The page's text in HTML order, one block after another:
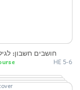
חושבים חשבון:
HE 5-6